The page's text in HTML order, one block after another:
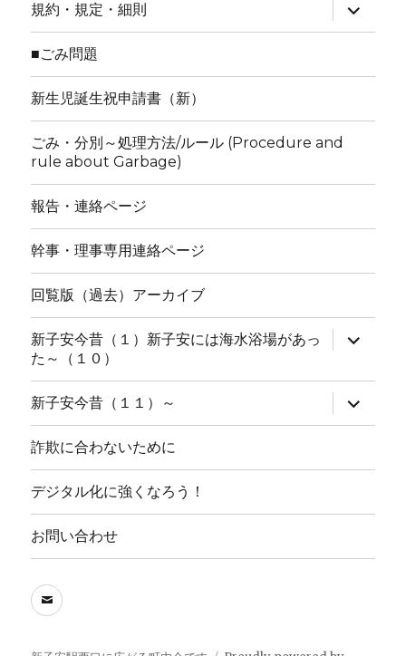
規約・規定・細則
ブ
メ
ー
開
■ごみ問題
新生児誕生祝申請書（新）
ごみ・分別～処理方法/ルール (Procedure and
rule about Garbage)
報告・連絡ページ
幹事・理事専用連絡ページ
回覧版（過去）アーカイブ
新子安今昔（１）新子安には海水浴場があっ
た～（１０）
ブ
ニ
ュ
を
新子安今昔（１１）～
ブ
メ
ー
開
詐欺に合わないために
デジタル化に強くなろう！
お問い合わせ
メ
ル